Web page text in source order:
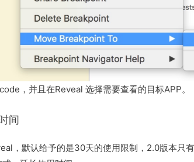
，并且在Reveal 选择需要查看的目标APP。
间
，默认给予的是30天的使用限制，2.0版本只有